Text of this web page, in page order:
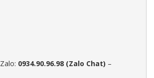
0934.90.96.98 (Zalo Chat) –